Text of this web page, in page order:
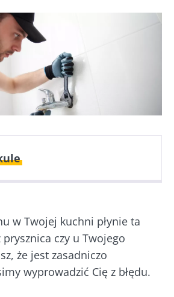
w Twojej kuchni płynie ta
czy u Twojego
że jest zasadniczo
wyprowadzić Cię z błędu.